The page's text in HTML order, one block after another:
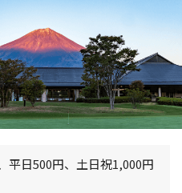
平日500円、土日祝1,000円